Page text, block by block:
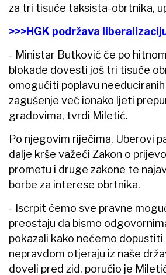
za tri tisuće taksista-obrtnika,
>>>HGK podržava
- Ministar Butković će po
blokade dovesti još tri tisuće
omogućiti poplavu
zagušenje već ionako ljeti
gradovima, tvrdi Miletić.
Po njegovim riječima, Uberovi
dalje krše važeći Zakon o
prometu i druge zakone te
borbe za interese obrtnika.
- Iscrpit ćemo sve pravne
preostaju da bismo
pokazali kako nećemo dopustiti
nepravdom otjeraju iz naše
doveli pred zid, poručio je